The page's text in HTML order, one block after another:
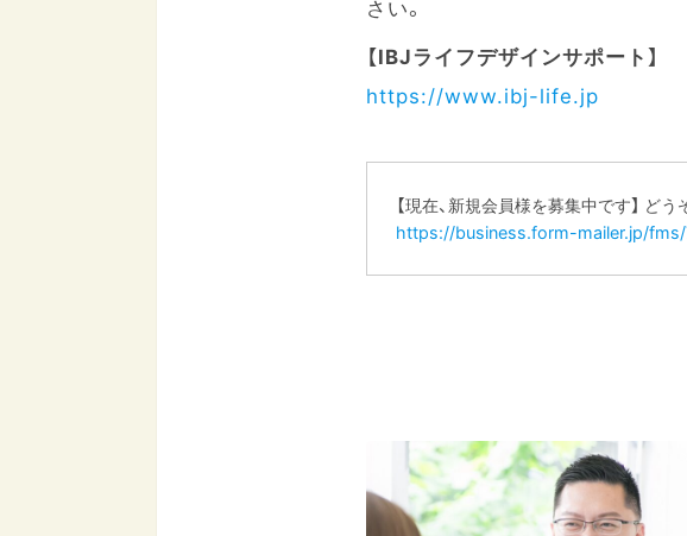
さい。
【IBJライフデザインサポート】
https://www.ibj-life.jp
【現在、新規会員様を募集中です】 ど
https://business.form-mailer.jp/